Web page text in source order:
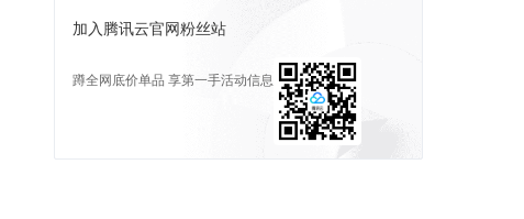
加入腾讯云官网粉丝站
蹲全网底价单品 享第一手活动信息